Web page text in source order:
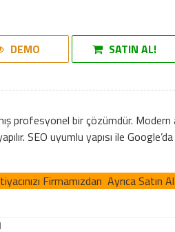
DEMO SATIN AL!
profesyonel bir çözümdür. Modern
SEO uyumlu yapısı ile
Firmamızdan Ayrıca Satın